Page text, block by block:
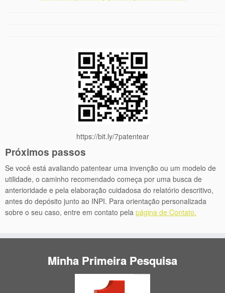
https://bit.ly/7patentear
Próximos passos
Se você está avaliando patentear uma invenção ou um modelo de
utilidade, o caminho recomendado começa por uma busca de
anterioridade e pela elaboração cuidadosa do relatório descritivo,
antes do depósito junto ao INPI. Para orientação personalizada
sobre o seu caso, entre em contato pela página de Contato.
Minha Primeira Pesquisa